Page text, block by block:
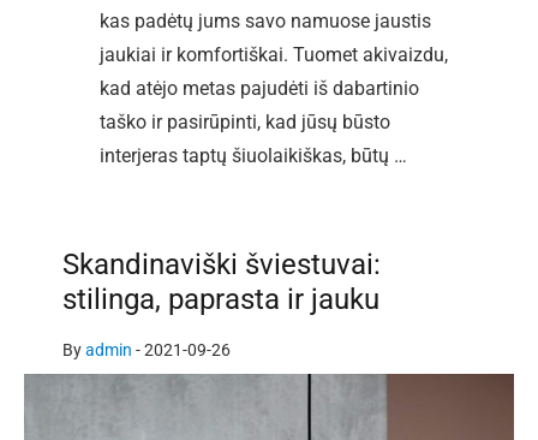
kas padėtų jums savo namuose jaustis
jaukiai ir komfortiškai. Tuomet akivaizdu,
kad atėjo metas pajudėti iš dabartinio
taško ir pasirūpinti, kad jūsų būsto
interjeras taptų šiuolaikiškas, būtų …
Skandinaviški šviestuvai:
stilinga, paprasta ir jauku
Byadmin -2021-09-26